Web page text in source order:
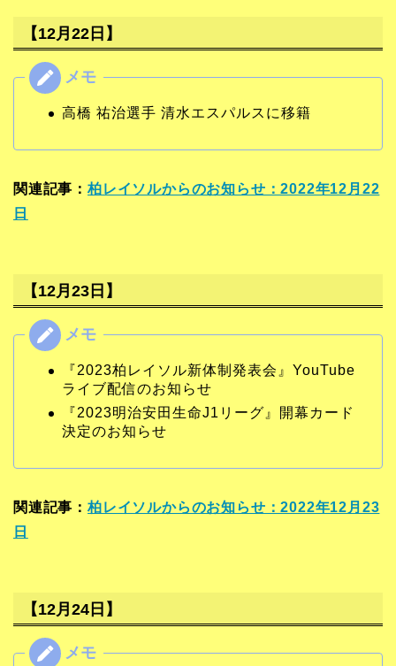
【12月22日】
高橋 祐治選手 清水エスパルスに移籍
関連記事：柏レイソルからのお知らせ：2022年12月22
日
【12月23日】
『2023柏レイソル新体制発表会』YouTube
ライブ配信のお知らせ
『2023明治安田生命J1リーグ』開幕カード
決定のお知らせ
関連記事：柏レイソルからのお知らせ：2022年12月23
日
【12月24日】